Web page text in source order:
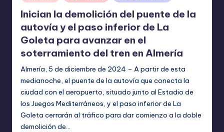
en
Inician la demolición del puente de la
autovía y el paso inferior de La
Goleta para avanzar en el
soterramiento del tren en Almería
Almería, 5 de diciembre de 2024 – A partir de esta
medianoche, el puente de la autovía que conecta la
ciudad con el aeropuerto, situado junto al Estadio de
los Juegos Mediterráneos, y el paso inferior de La
Goleta cerrarán al tráfico para dar comienzo a la doble
demolición de…